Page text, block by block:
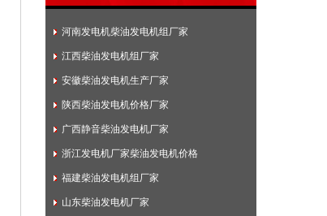
河南发电机柴油发电机组厂家
江西柴油发电机组厂家
安徽柴油发电机生产厂家
陕西柴油发电机价格厂家
广西静音柴油发电机厂家
浙江发电机厂家柴油发电机价格
福建柴油发电机组厂家
山东柴油发电机厂家